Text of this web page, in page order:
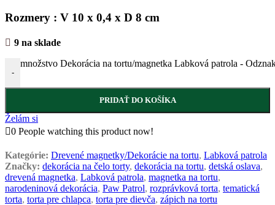
Rozmery : V 10 x 0,4 x D 8 cm
9 na sklade
-
množstvo Dekorácia na tortu/magnetka Labková patrola -
PRIDAŤ DO KOŠÍKA
Želám si
0 People watching this product now!
Kategórie: Drevené magnetky/Dekorácie na tortu, Labková patrola
Značky: dekorácia na čelo torty, dekorácia na tortu, detská oslava,
drevená magnetka, Labková patrola, magnetka na tortu,
narodeninová dekorácia, Paw Patrol, rozprávková torta, tematická
torta, torta pre chlapca, torta pre dievča, zápich na tortu